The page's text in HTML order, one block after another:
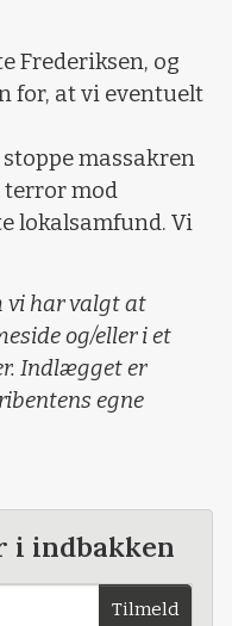
Frederiksen, og
for, at vi eventuelt
massakren
terror mod
lokalsamfund. Vi
vi har valgt at
og/eller i et
Indlægget er
egne
i indbakken
Tilmeld